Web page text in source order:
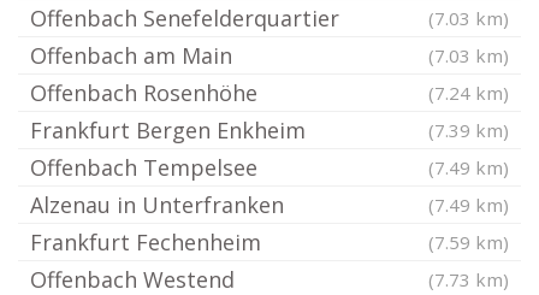
Offenbach Senefelderquartier (7.03 km)
Offenbach am Main (7.03 km)
Offenbach Rosenhöhe (7.24 km)
Frankfurt Bergen Enkheim (7.39 km)
Offenbach Tempelsee (7.49 km)
Alzenau in Unterfranken (7.49 km)
Frankfurt Fechenheim (7.59 km)
Offenbach Westend (7.73 km)